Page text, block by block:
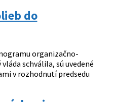
do
organizačno-
schválila, sú uvedené
v rozhodnutí predsedu